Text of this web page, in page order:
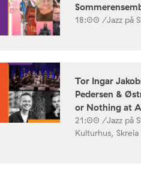
18:00 /Jazz på
Tor Ingar
Pedersen &
or Nothing at
21:00 /Jazz på
Kulturhus, Skreia